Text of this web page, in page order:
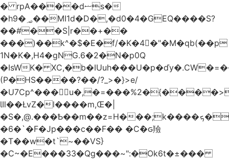
� rpA����dޟs�
�h9�؃��MI1d�D�,�d0�4�GEQ����S?
��#��S|r��+��
���)��k^�$�E�f/�K�4�"�M�qb(��p
1N�K�,H4�gNG.6�2�N�p0Q
�IsWK�
(P�HS����?��/?_>�}>e/
ƖIl��ŁvZ�l����m,Œ�|
�S�,@.���Ѣ��m��z=H���;k����ܟ���x��]^X���M�
�6�`�F�Jp���c��F�� �Cް�ԍ羷
�T��w�t`~��VS}
�C~�E���33�Qg���~":�Ok6t�±���